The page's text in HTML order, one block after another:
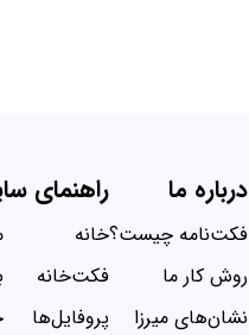
درباره ما
فکت‌نامه چیست؟
روش کار ما
نشان‌های میرزا
راهنمای
خانه
فکت‌خانه
پروفایل‌ها